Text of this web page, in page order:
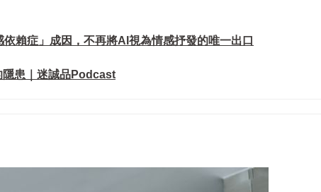
賴症」成因，不再將AI視為情感抒發的唯一出口
患｜迷誠品Podcast